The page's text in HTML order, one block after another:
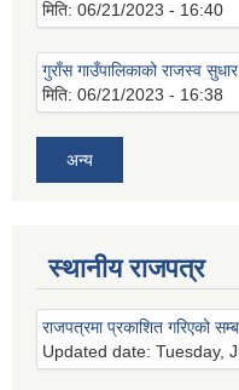
मिति: 06/21/2023 - 16:40
गुराँस गाउँपालिकाको राजस्व
मिति: 06/21/2023 - 16:38
अन्य
स्थानीय राजपत्र
राजपत्रमा प्रकाशित गरिएको
Updated date: Tuesday,